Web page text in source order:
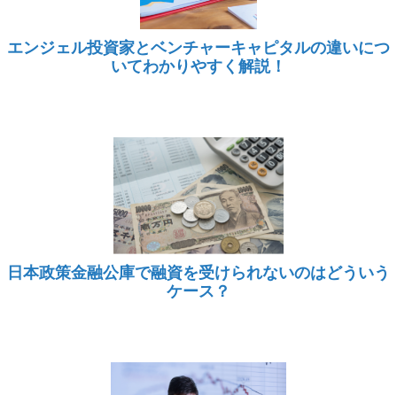
エンジェル投資家とベンチャーキャピタルの違いにつ
いてわかりやすく解説！
日本政策金融公庫で融資を受けられないのはどういう
ケース？